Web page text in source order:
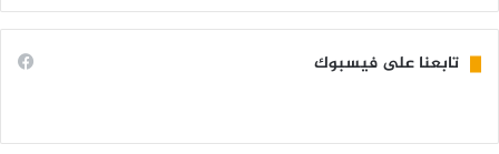
تابعنا على فيسبوك